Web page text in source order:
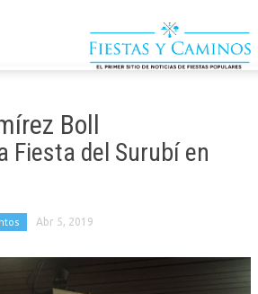
Boll
Fiesta del Surubí en
Abr 5, 2019